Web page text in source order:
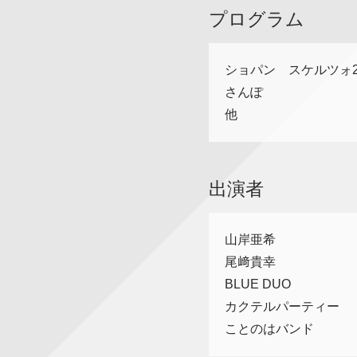
プログラム
ショパン スケルツォ
さんぽ
他
出演者
山岸亜希
尾﨑貴幸
BLUE DUO
カクテルパーティー
ことのはバンド